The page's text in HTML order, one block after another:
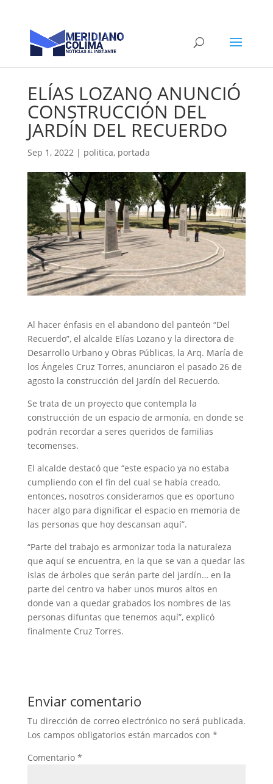
ELÍAS LOZANO ANUNCIÓ
CONSTRUCCIÓN DEL
JARDÍN DEL RECUERDO
Sep 1, 2022| politica, portada
Al hacer énfasis en el abandono del panteón “Del
Recuerdo”, el alcalde Elías Lozano y la directora de
Desarrollo Urbano y Obras Públicas, la Arq. María de
los Ángeles Cruz Torres, anunciaron el pasado 26 de
agosto la construcción del Jardín del Recuerdo.
Se trata de un proyecto que contempla la
construcción de un espacio de armonía, en donde se
podrán recordar a seres queridos de familias
tecomenses.
El alcalde destacó que “este espacio ya no estaba
cumpliendo con el fin del cual se había creado,
entonces, nosotros consideramos que es oportuno
hacer algo para dignificar el espacio en memoria de
las personas que hoy descansan aquí”.
“Parte del trabajo es armonizar toda la naturaleza
que aquí se encuentra, en la que se van a quedar las
islas de árboles que serán parte del jardín… en la
parte del centro va haber unos muros altos en
donde van a quedar grabados los nombres de las
personas difuntas que tenemos aquí”, explicó
finalmente Cruz Torres.
Enviar comentario
Tu dirección de correo electrónico no será publicada.
Los campos obligatorios están marcados con *
Comentario *